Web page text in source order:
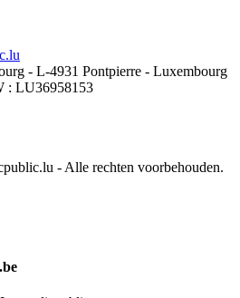
- L-4931 Pontpierre - Luxembourg
: LU36958153
- Alle rechten voorbehouden.